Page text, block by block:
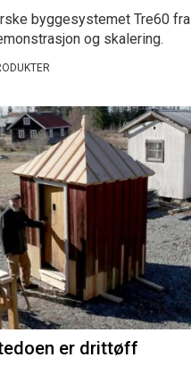
byggesystemet Tre60 fra
og skalering.
er drittøff